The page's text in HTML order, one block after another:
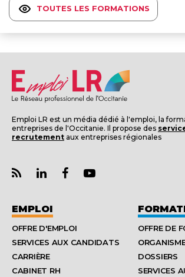
TOUTES LES FORMATIONS
Emploi LR est un média dédié à l'emploi, la
entreprises de l'Occitanie. Il propose des
recrutement aux entreprises régionales
EMPLOI
OFFRE D'EMPLOI
SERVICES AUX CANDIDATS
CARRIÈRE
CABINET RH
OFFRE DE
DOSSIERS
SERVICES